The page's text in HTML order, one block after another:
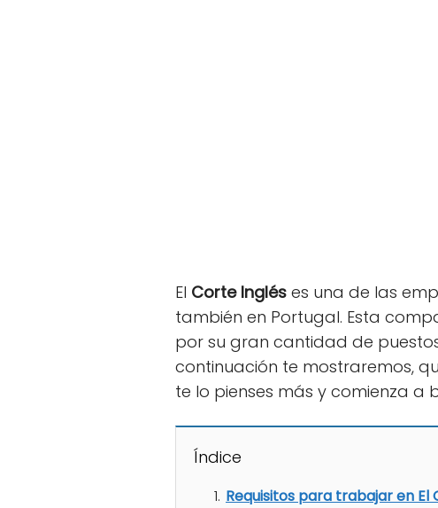
El Corte Inglés es una de las
también en Portugal. Esta
por su gran cantidad de
continuación te mostraremos,
te lo pienses más y comienza a
Índice
Requisitos para trabajar en El